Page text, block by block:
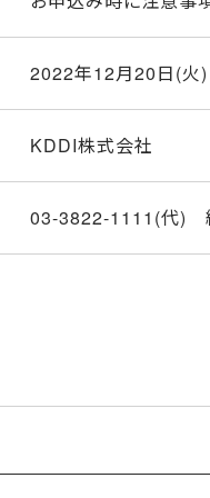
2022年12月20日(火)
KDDI株式会社
03-3822-1111(代)